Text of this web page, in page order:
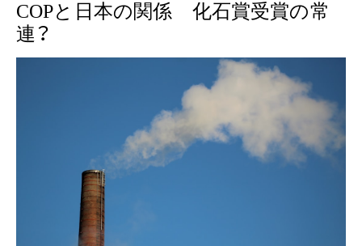
COPと日本の関係 化石賞受賞の常
連？